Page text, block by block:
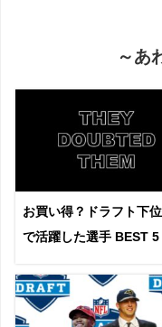
～あ
お買い得？ドラフト下
で活躍した選手 BEST 5